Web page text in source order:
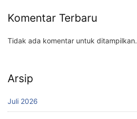
Komentar Terbaru
Tidak ada komentar untuk ditampilkan.
Arsip
Juli 2026